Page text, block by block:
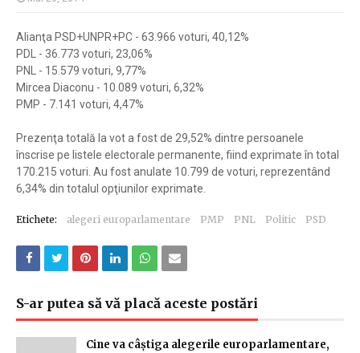
Alianţa PSD+UNPR+PC - 63.966 voturi, 40,12%
PDL - 36.773 voturi, 23,06%
PNL - 15.579 voturi, 9,77%
Mircea Diaconu - 10.089 voturi, 6,32%
PMP - 7.141 voturi, 4,47%
Prezenţa totală la vot a fost de 29,52% dintre persoanele
înscrise pe listele electorale permanente, fiind exprimate în total
170.215 voturi. Au fost anulate 10.799 de voturi, reprezentând
6,34% din totalul opţiunilor exprimate.
Etichete: alegeri europarlamentare PMP PNL Politic PSD
S-ar putea să vă placă aceste postări
Cine va câștiga alegerile europarlamentare,